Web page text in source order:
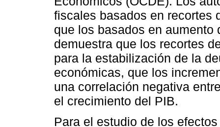
fiscales basados en recortes
que los basados en
demuestra que los recortes
para la estabilización de la
económicas, que los
una correlación negativa
el crecimiento del PIB.
Para el estudio de los